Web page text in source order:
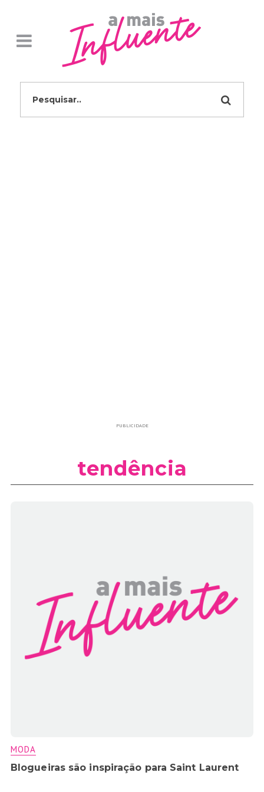
PUBLICIDADE
tendência
MODA
Blogueiras são inspiração para Saint Laurent